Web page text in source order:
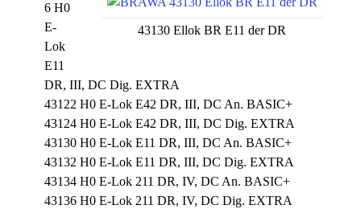
43130 Ellok BR E11 der DR
6 H0
E-
Lok
E11
DR, III, DC Dig. EXTRA
43122 H0 E-Lok E42 DR, III, DC An. BASIC+
43124 H0 E-Lok E42 DR, III, DC Dig. EXTRA
43130 H0 E-Lok E11 DR, III, DC An. BASIC+
43132 H0 E-Lok E11 DR, III, DC Dig. EXTRA
43134 H0 E-Lok 211 DR, IV, DC An. BASIC+
43136 H0 E-Lok 211 DR, IV, DC Dig. EXTRA